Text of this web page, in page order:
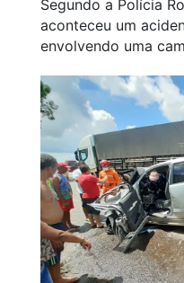
Segundo a Polícia
aconteceu um
envolvendo uma